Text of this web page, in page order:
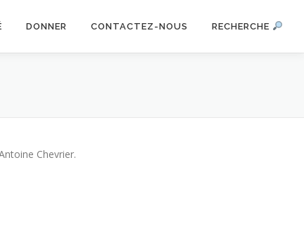
DONNER CONTACTEZ-NOUS RECHERCHE
Chevrier.